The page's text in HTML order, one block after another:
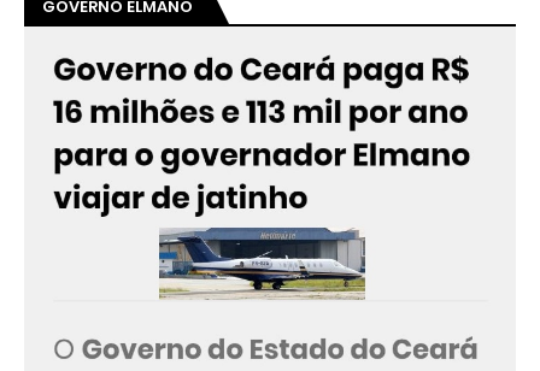
GOVERNO ELMANO